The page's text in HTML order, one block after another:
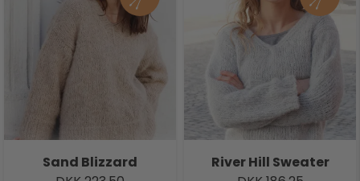
Sand Blizzard
River Hill Sweater